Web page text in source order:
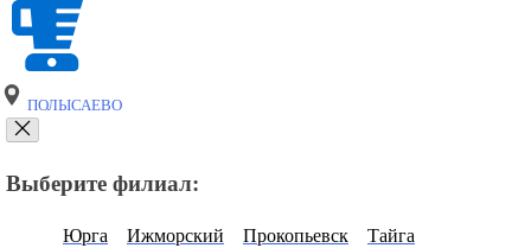
ПОЛЫСАЕВО
Выберите филиал:
Юрга Ижморский Прокопьевск
Тайга